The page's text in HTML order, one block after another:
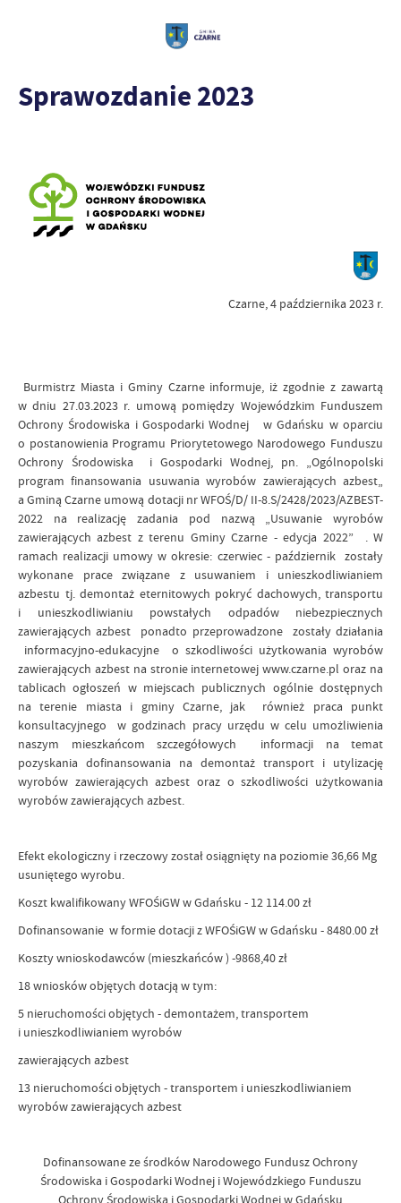
Sprawozdanie 2023
Czarne, 4 października 2023 r.
Burmistrz Miasta i Gminy Czarne informuje, iż zgodnie z zawartą
w dniu 27.03.2023 r. umową pomiędzy Wojewódzkim Funduszem
Ochrony Środowiska i Gospodarki Wodnej w Gdańsku w oparciu
o postanowienia Programu Priorytetowego Narodowego Funduszu
Ochrony Środowiska i Gospodarki Wodnej, pn. „Ogólnopolski
program finansowania usuwania wyrobów zawierających azbest„
a Gminą Czarne umową dotacji nr WFOŚ/D/ II-8.S/2428/2023/AZBEST-
2022 na realizację zadania pod nazwą „Usuwanie wyrobów
zawierających azbest z terenu Gminy Czarne - edycja 2022” . W
ramach realizacji umowy w okresie: czerwiec - październik zostały
wykonane prace związane z usuwaniem i unieszkodliwianiem
azbestu tj. demontaż eternitowych pokryć dachowych, transportu
i unieszkodliwianiu powstałych odpadów niebezpiecznych
zawierających azbest ponadto przeprowadzone zostały działania
informacyjno-edukacyjne o szkodliwości użytkowania wyrobów
zawierających azbest na stronie internetowej www.czarne.pl oraz na
tablicach ogłoszeń w miejscach publicznych ogólnie dostępnych
na terenie miasta i gminy Czarne, jak również praca punkt
konsultacyjnego w godzinach pracy urzędu w celu umożliwienia
naszym mieszkańcom szczegółowych informacji na temat
pozyskania dofinansowania na demontaż transport i utylizację
wyrobów zawierających azbest oraz o szkodliwości użytkowania
wyrobów zawierających azbest.
Efekt ekologiczny i rzeczowy został osiągnięty na poziomie 36,66 Mg
usuniętego wyrobu.
Koszt kwalifikowany WFOŚiGW w Gdańsku - 12 114.00 zł
Dofinansowanie w formie dotacji z WFOŚiGW w Gdańsku - 8480.00 zł
Koszty wnioskodawców (mieszkańców ) -9868,40 zł
18 wniosków objętych dotacją w tym:
5 nieruchomości objętych - demontażem, transportem
i unieszkodliwianiem wyrobów
zawierających azbest
13 nieruchomości objętych - transportem i unieszkodliwianiem
wyrobów zawierających azbest
Dofinansowane ze środków Narodowego Fundusz Ochrony
Środowiska i Gospodarki Wodnej i Wojewódzkiego Funduszu
Ochrony Środowiska i Gospodarki Wodnej w Gdańsku